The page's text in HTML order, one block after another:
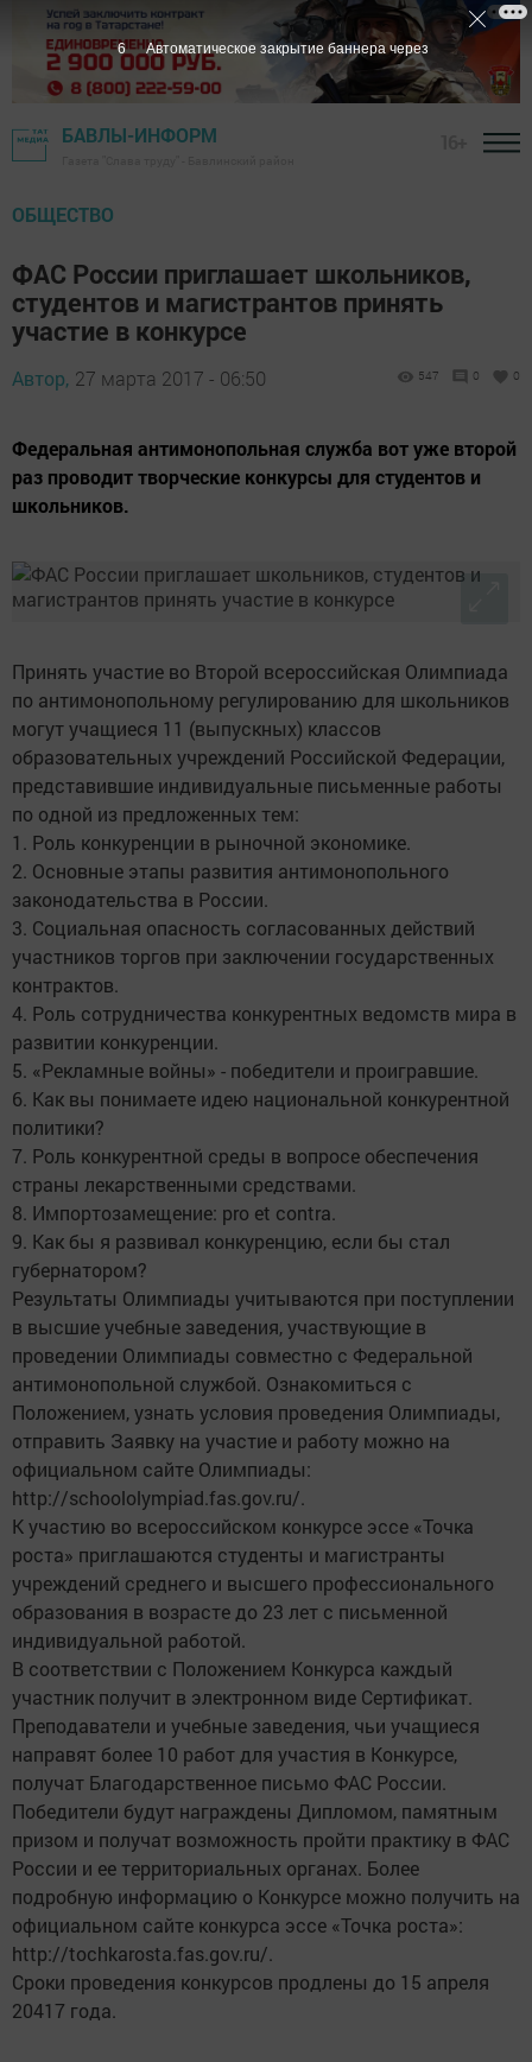
БАВЛЫ-ИНФОРМ
ОБЩЕСТВО
ФАС России приглашает школьников,
студентов и магистрантов принять
участие в конкурсе
Автор, 27 марта 2017 - 06:50 547 0 0
Федеральная антимонопольная служба вот уже второй
раз проводит творческие конкурсы для студентов и
школьников.
Принять участие во Второй всероссийская Олимпиада
по антимонопольному регулированию для школьников
могут учащиеся 11 (выпускных) классов
образовательных учреждений Российской Федерации,
представившие индивидуальные письменные работы
по одной из предложенных тем:
1. Роль конкуренции в рыночной экономике.
2. Основные этапы развития антимонопольного
законодательства в России.
3. Социальная опасность согласованных действий
участников торгов при заключении государственных
контрактов.
4. Роль сотрудничества конкурентных ведомств мира в
развитии конкуренции.
5. «Рекламные войны» - победители и проигравшие.
6. Как вы понимаете идею национальной конкурентной
политики?
7. Роль конкурентной среды в вопросе обеспечения
страны лекарственными средствами.
8. Импортозамещение: pro et contra.
9. Как бы я развивал конкуренцию, если бы стал
губернатором?
Результаты Олимпиады учитываются при поступлении
в высшие учебные заведения, участвующие в
проведении Олимпиады совместно с Федеральной
антимонопольной службой. Ознакомиться с
Положением, узнать условия проведения Олимпиады,
отправить Заявку на участие и работу можно на
официальном сайте Олимпиады:
http://schoololympiad.fas.gov.ru/.
К участию во всероссийском конкурсе эссе «Точка
роста» приглашаются студенты и магистранты
учреждений среднего и высшего профессионального
образования в возрасте до 23 лет с письменной
индивидуальной работой.
В соответствии с Положением Конкурса каждый
участник получит в электронном виде Сертификат.
Преподаватели и учебные заведения, чьи учащиеся
направят более 10 работ для участия в Конкурсе,
получат Благодарственное письмо ФАС России.
Победители будут награждены Дипломом, памятным
призом и получат возможность пройти практику в ФАС
России и ее территориальных органах. Более
подробную информацию о Конкурсе можно получить на
официальном сайте конкурса эссе «Точка роста»:
http://tochkarosta.fas.gov.ru/.
Сроки проведения конкурсов продлены до 15 апреля
20417 года.
5 Автоматическое закрытие баннера через